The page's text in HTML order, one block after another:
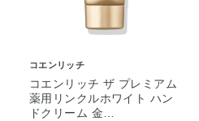
コエンリッチ
コエンリッチ ザ プレミアム
薬用リンクルホワイト ハン
ドクリーム 金…